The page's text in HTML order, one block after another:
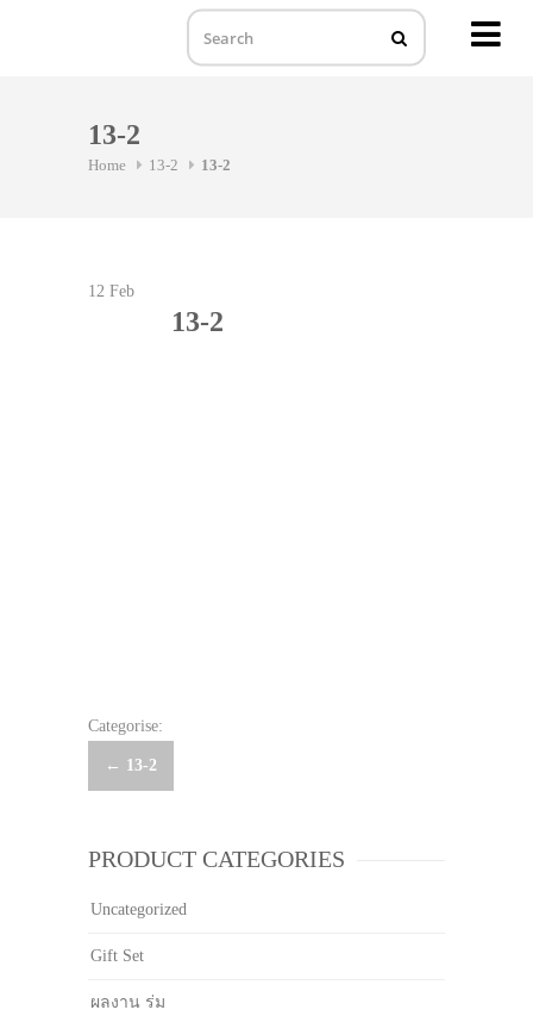
13-2
Home 13-2 13-2
12 Feb
13-2
Categorise:
Post
← 13-2
PRODUCT CATEGORIES
Uncategorized
Gift Set
ผลงาน ร่ม